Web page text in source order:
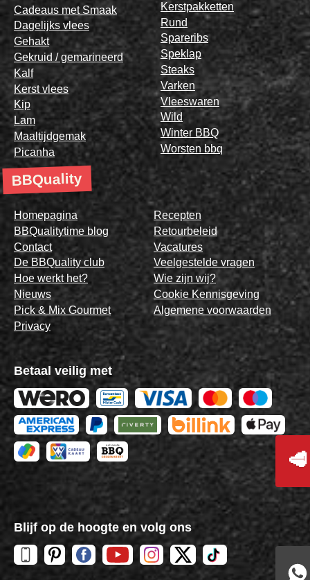
Cadeaus met Smaak
Dagelijks vlees
Gehakt
Gekruid / gemarineerd
Kalf
Kerst vlees
Kip
Lam
Maaltijdgemak
Picanha
Kerstpakketten
Rund
Spareribs
Speklap
Steaks
Varken
Vleeswaren
Wild
Winter BBQ
Worsten bbq
BBQuality
Homepagina
BBQualitytime blog
Contact
De BBQuality club
Hoe werkt het?
Nieuws
Pick & Mix Gourmet
Privacy
Recepten
Retourbeleid
Vacatures
Veelgestelde vragen
Wie zijn wij?
Cookie Kennisgeving
Algemene voorwaarden
Betaal veilig met
Blijf op de hoogte en volg ons
🥩